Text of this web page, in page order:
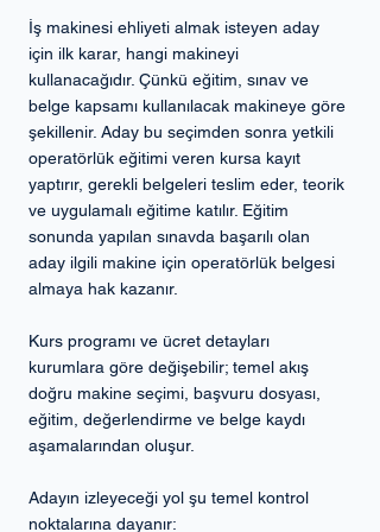
İş makinesi ehliyeti almak isteyen aday
için ilk karar, hangi makineyi
kullanacağıdır. Çünkü eğitim, sınav ve
belge kapsamı kullanılacak makineye göre
şekillenir. Aday bu seçimden sonra yetkili
operatörlük eğitimi veren kursa kayıt
yaptırır, gerekli belgeleri teslim eder, teorik
ve uygulamalı eğitime katılır. Eğitim
sonunda yapılan sınavda başarılı olan
aday ilgili makine için operatörlük belgesi
almaya hak kazanır.
Kurs programı ve ücret detayları
kurumlara göre değişebilir; temel akış
doğru makine seçimi, başvuru dosyası,
eğitim, değerlendirme ve belge kaydı
aşamalarından oluşur.
Adayın izleyeceği yol şu temel kontrol
noktalarına dayanır: